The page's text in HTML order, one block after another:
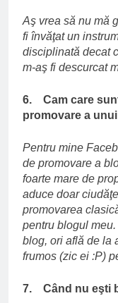
Aş vrea să nu mă
fi învăţat un
disciplinată decat
m-aş fi descurcat
6. Cam care
promovare a
Pentru mine
de promovare a
foarte mare de
aduce doar
promovarea
pentru blogul
blog, ori află de la
frumos (zic ei :P)
7. Când nu eşti